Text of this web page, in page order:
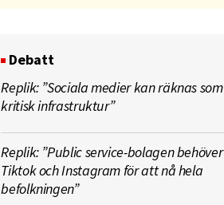
Debatt
Replik: ”Sociala medier kan räknas som
kritisk infrastruktur”
Replik: ”Public service-bolagen behöver
Tiktok och Instagram för att nå hela
befolkningen”